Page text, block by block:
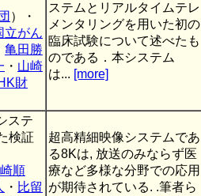
）・
立がん
亀田勝
・ 山崎
財
ステムとリアルタイムテレ
メンタリングを用いた初の
臨床試験について述べたも
のである．本システム
は... [more]
ステ
検証
順
・ 比留
超高精細映像システムであ
る8Kは, 放送のみならず医
療など多様な分野での応用
が期待されている. .筆者ら